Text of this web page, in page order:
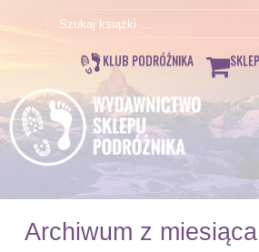
Szukaj:
KLUB PODRÓŻNIKA
Archiwum z